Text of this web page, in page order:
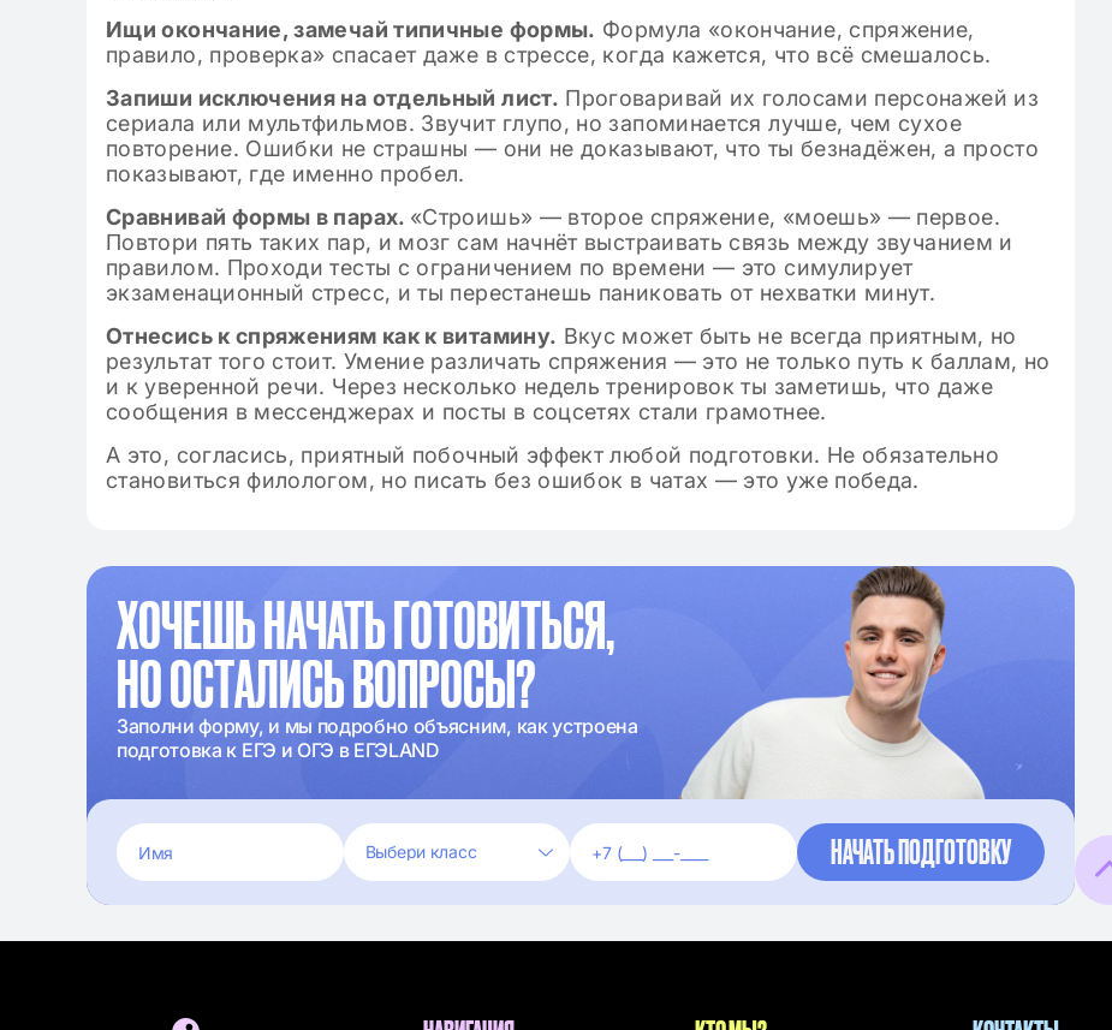
Ищи окончание, замечай типичные формы. Формула «окончание, спряжение,
правило, проверка» спасает даже в стрессе, когда кажется, что всё смешалось.
Запиши исключения на отдельный лист. Проговаривай их голосами персонажей из
сериала или мультфильмов. Звучит глупо, но запоминается лучше, чем сухое
повторение. Ошибки не страшны — они не доказывают, что ты безнадёжен, а просто
показывают, где именно пробел.
Сравнивай формы в парах. «Строишь» — второе спряжение, «моешь» — первое.
Повтори пять таких пар, и мозг сам начнёт выстраивать связь между звучанием и
правилом. Проходи тесты с ограничением по времени — это симулирует
экзаменационный стресс, и ты перестанешь паниковать от нехватки минут.
Отнесись к спряжениям как к витамину. Вкус может быть не всегда приятным, но
результат того стоит. Умение различать спряжения — это не только путь к баллам, но
и к уверенной речи. Через несколько недель тренировок ты заметишь, что даже
сообщения в мессенджерах и посты в соцсетях стали грамотнее.
А это, согласись, приятный побочный эффект любой подготовки. Не обязательно
становиться филологом, но писать без ошибок в чатах — это уже победа.
ХОЧЕШЬ НАЧАТЬ ГОТОВИТЬСЯ,
НО ОСТАЛИСЬ ВОПРОСЫ?
Заполни форму, и мы подробно объясним, как устроена
подготовка к ЕГЭ и ОГЭ в ЕГЭLAND